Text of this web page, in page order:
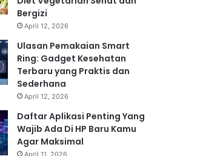
Bergizi
April 12, 2026
Ulasan Pemakaian Smart
Ring: Gadget Kesehatan
Terbaru yang Praktis dan
Sederhana
April 12, 2026
Daftar Aplikasi Penting Yang
Wajib Ada Di HP Baru Kamu
Agar Maksimal
April 11, 2026